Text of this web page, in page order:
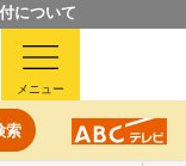
について
索
メニュー